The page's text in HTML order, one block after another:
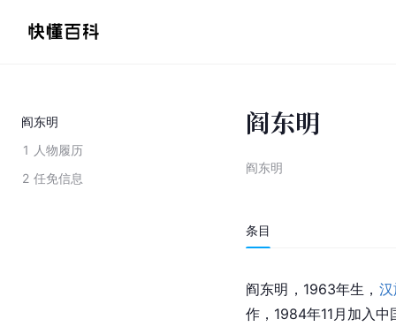
阎东明
1 人物履历
2 任免信息
阎东明
阎东明
条目
阎东明，1963年生，
作，1984年11月加入中